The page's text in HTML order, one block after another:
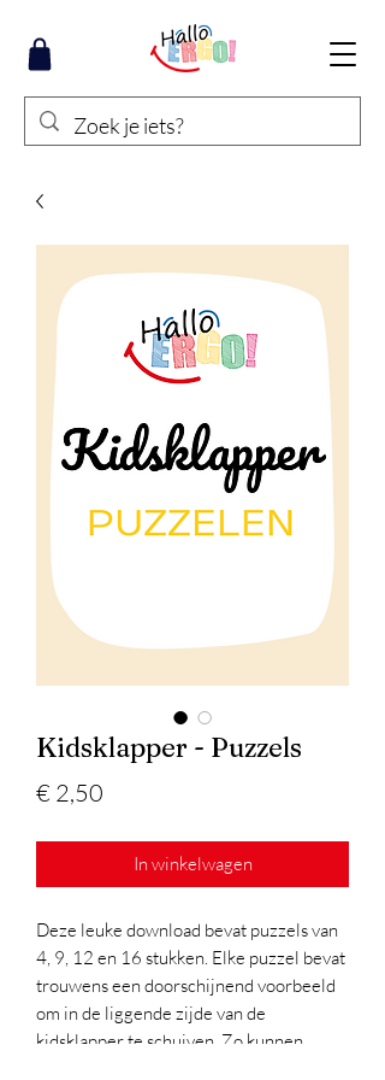
Kidsklapper - Puzzels
€ 2,50
In winkelwagen
Deze leuke download bevat puzzels van
4, 9, 12 en 16 stukken. Elke puzzel bevat
trouwens een doorschijnend voorbeeld
om in de liggende zijde van de
kidsklapper te schuiven. Zo kunnen